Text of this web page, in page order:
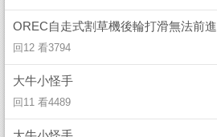
OREC自走式割草機後輪打滑無法前進
回12 看3794
大牛小怪手
回11 看4489